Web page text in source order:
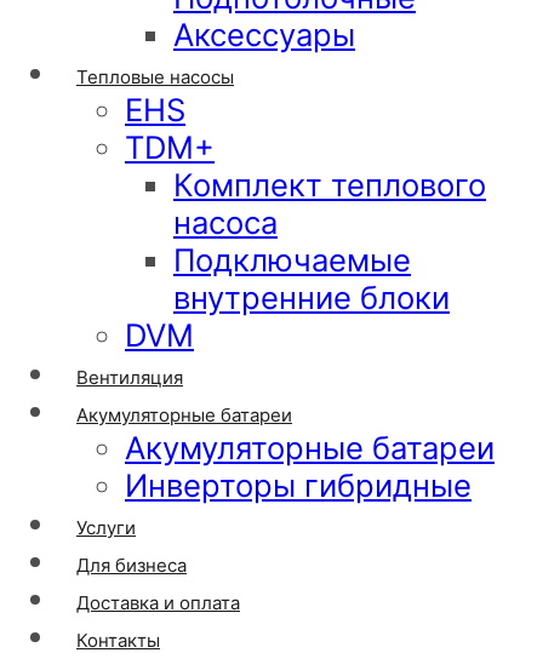
Аксессуары
Тепловые насосы
EHS
TDM+
Комплект теплового
насоса
Подключаемые
внутренние блоки
DVM
Вентиляция
Акумуляторные батареи
Акумуляторные батареи
Инверторы гибридные
Услуги
Для бизнеса
Доставка и оплата
Контакты